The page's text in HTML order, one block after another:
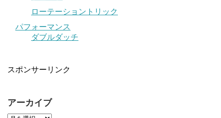
ローテーショントリック
パフォーマンス
ダブルダッチ
スポンサーリンク
アーカイブ